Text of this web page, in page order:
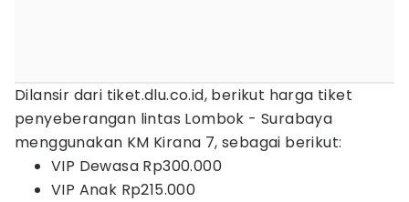
Dilansir dari tiket.dlu.co.id, berikut harga tiket
penyeberangan lintas Lombok - Surabaya
menggunakan KM Kirana 7, sebagai berikut:
VIP Dewasa Rp300.000
VIP Anak Rp215.000